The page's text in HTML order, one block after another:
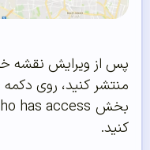
پس از ویرایش نقشه
کنید.